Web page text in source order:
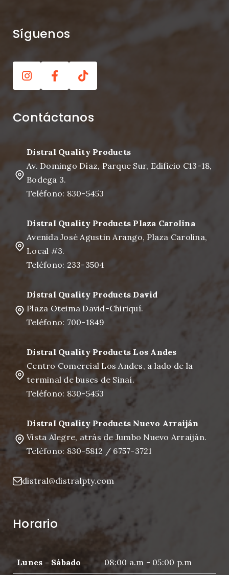
Síguenos
Contáctanos
Distral Quality Products
Av. Domingo Díaz, Parque Sur, Edificio C13-18,
Bodega 3.
Teléfono: 830-5453
Distral Quality Products Plaza Carolina
Avenida José Agustin Arango, Plaza Carolina,
Local #3.
Teléfono: 233-3504
Distral Quality Products David
Plaza Oteima David-Chiriquí.
Teléfono: 700-1849
Distral Quality Products Los Andes
Centro Comercial Los Andes, a lado de la
terminal de buses de Sinaí.
Teléfono: 830-5453
Distral Quality Products Nuevo Arraiján
Vista Alegre, atrás de Jumbo Nuevo Arraiján.
Teléfono: 830-5812 / 6757-3721
distral@distralpty.com
Horario
Lunes - Sábado 08:00 a.m - 05:00 p.m